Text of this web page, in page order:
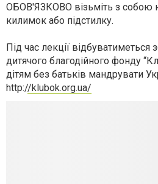
ОБОВ'ЯЗКОВО візьміть з собою
килимок або підстилку.
Під час лекції відбуватиметься
дитячого благодійного фонду
дітям без батьків мандрувати
http://klubok.org.ua/